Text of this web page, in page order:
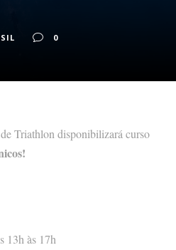
0
Triathlon disponibilizará curso
13h às 17h